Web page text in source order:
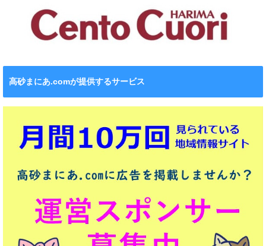
高砂まにあ.comが提供するサービス